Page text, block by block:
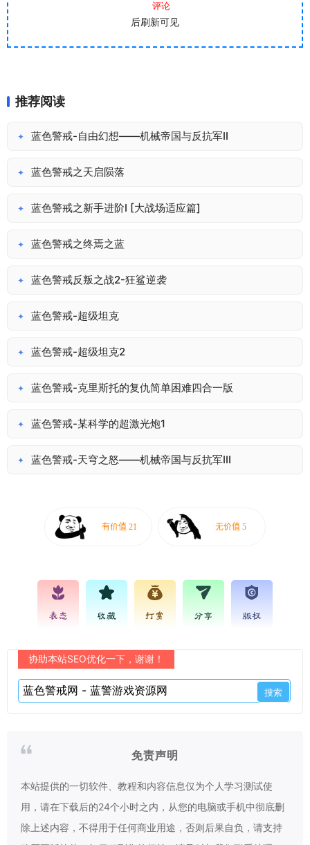
评论
后刷新可见
推荐阅读
✦ 蓝色警戒-自由幻想——机械帝国与反抗军II
✦ 蓝色警戒之天启陨落
✦ 蓝色警戒之新手进阶I [大战场适应篇]
✦ 蓝色警戒之终焉之蓝
✦ 蓝色警戒反叛之战2-狂鲨逆袭
✦ 蓝色警戒-超级坦克
✦ 蓝色警戒-超级坦克2
✦ 蓝色警戒-克里斯托的复仇简单困难四合一版
✦ 蓝色警戒-某科学的超激光炮1
✦ 蓝色警戒-天穹之怒——机械帝国与反抗军III
表态 收藏 打赏 分享 版权
协助本站SEO优化一下，谢谢！
免责声明
本站提供的一切软件、教程和内容信息仅为个人学习测试使
用，请在下载后的24个小时之内，从您的电脑或手机中彻底删
除上述内容，不得用于任何商业用途，否则后果自负，请支持